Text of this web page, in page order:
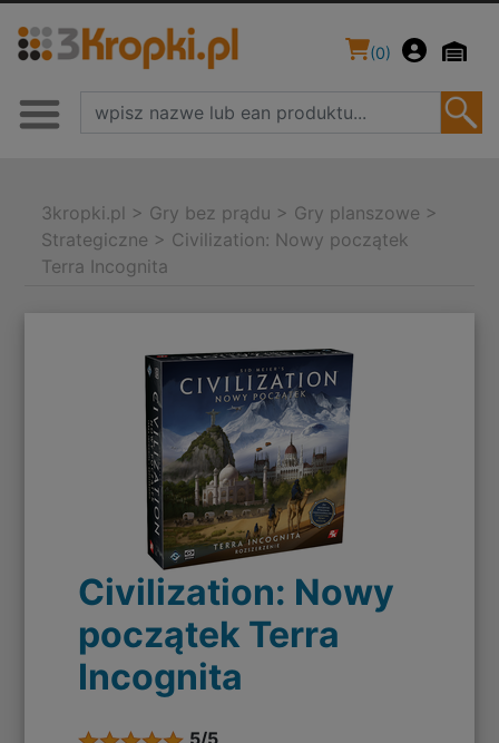
(0)
3kropki.pl > Gry bez prądu > Gry planszowe >
Strategiczne > Civilization: Nowy początek
Terra Incognita
Civilization: Nowy
początek Terra
Incognita